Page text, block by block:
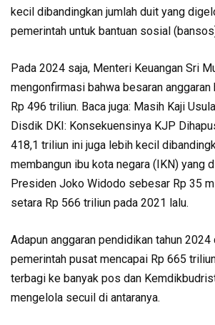
kecil dibandingkan jumlah duit yang
pemerintah untuk bantuan sosial
Pada 2024 saja, Menteri Keuangan Sri
mengonfirmasi bahwa besaran
Rp 496 triliun. Baca juga: Masih Kaji
Disdik DKI: Konsekuensinya KJP
418,1 triliun ini juga lebih kecil
membangun ibu kota negara (IKN) yang
Presiden Joko Widodo sebesar Rp 35
setara Rp 566 triliun pada 2021 lalu.
Adapun anggaran pendidikan tahun 2024
pemerintah pusat mencapai Rp 665
terbagi ke banyak pos dan
mengelola secuil di antaranya.